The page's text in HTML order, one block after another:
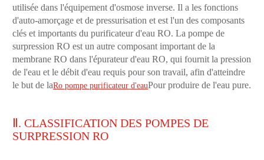
utilisée dans l'équipement d'osmose inverse. Il a les fonctions
d'auto-amorçage et de pressurisation et est l'un des composants
clés et importants du purificateur d'eau RO. La pompe de
surpression RO est un autre composant important de la
membrane RO dans l'épurateur d'eau RO, qui fournit la pression
de l'eau et le débit d'eau requis pour son travail, afin d'atteindre
le but de laRo pompe purificateur d'eauPour produire de l'eau pure.
Ⅱ. CLASSIFICATION DES POMPES DE
SURPRESSION RO